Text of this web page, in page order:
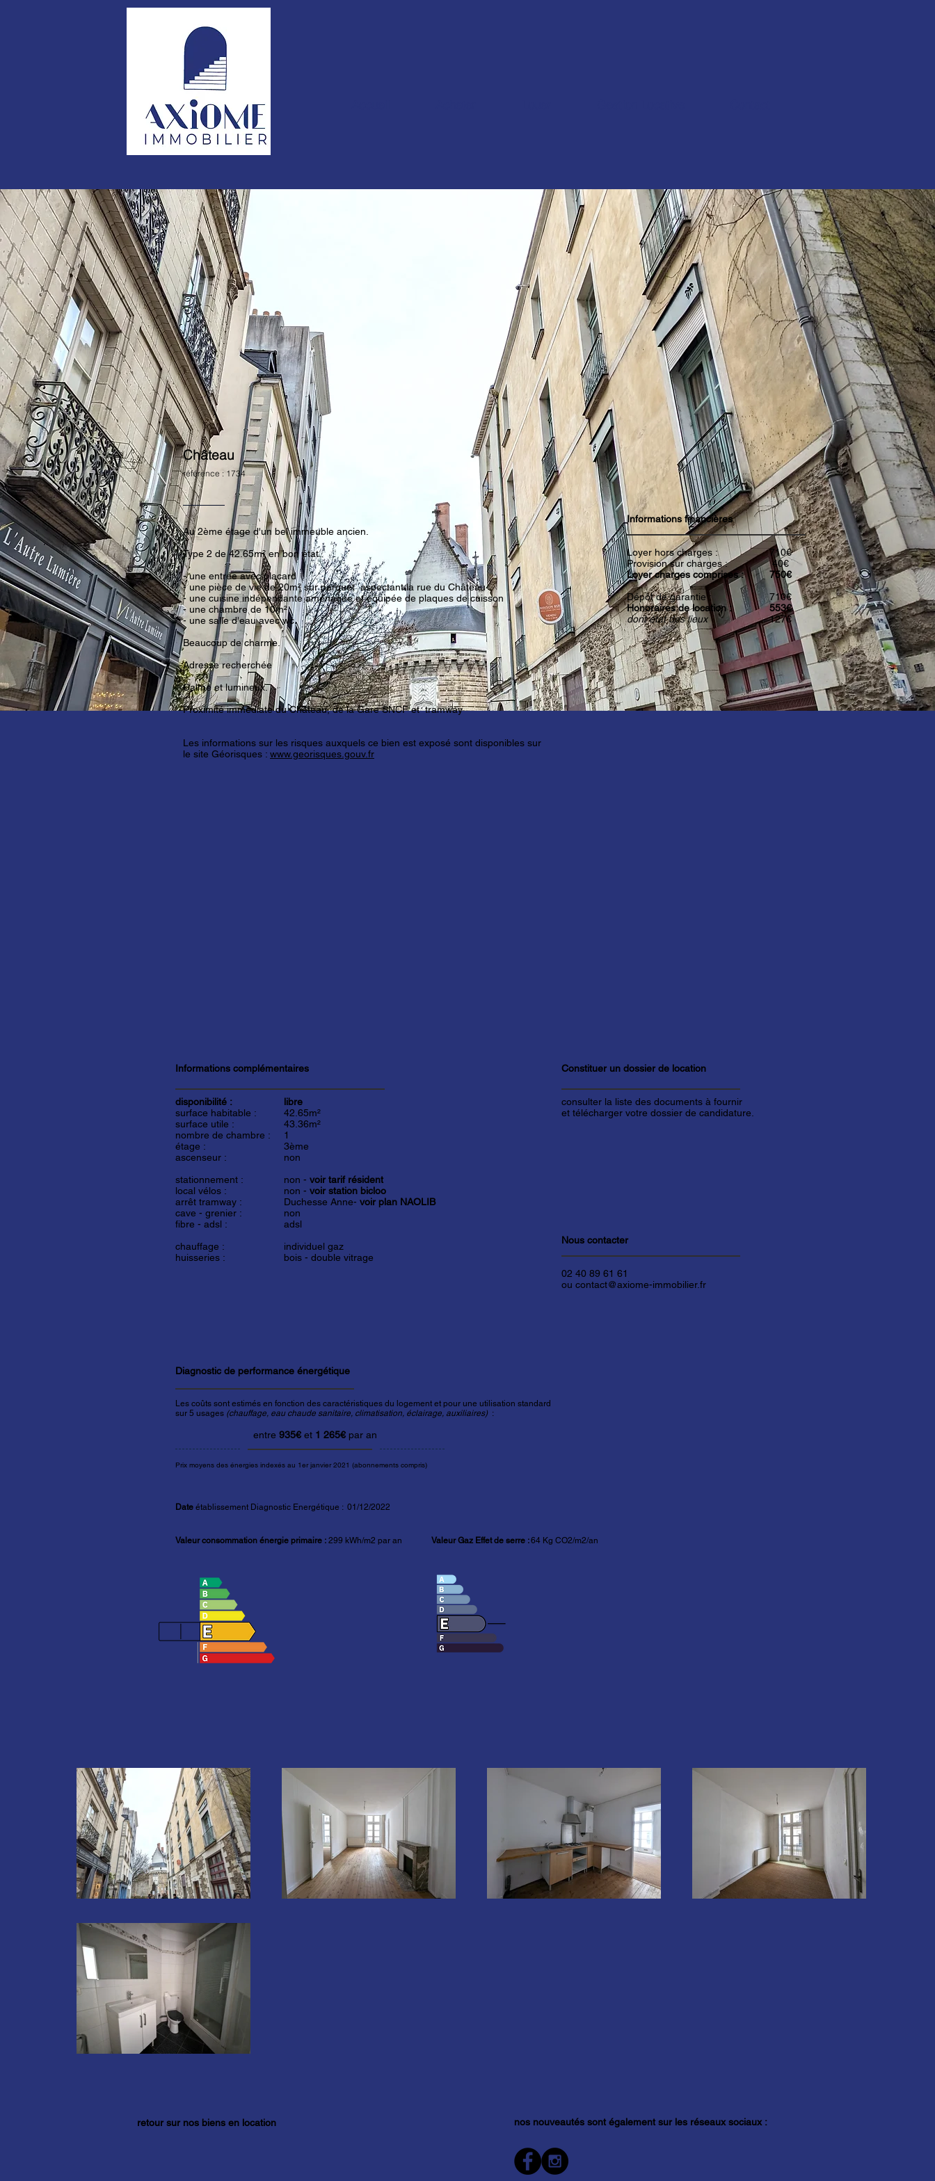
Château
référence : 1734
Au 2ème étage d'un bel immeuble ancien.
Type 2 de 42.65m² en bon état.
- une entrée avec placard
- une pièce de vie de 20m² sur parquet aspectant la rue du Château
- une cuisine indépendante aménagée et équipée de plaques de cuisson
- une chambre de 10m²
- une salle d'eau avec wc.
Beaucoup de charme.
Adresse recherchée
Calme et lumineux.
Proximité immédiate du Château, de la Gare SNCF et tramway
Les informations sur les risques auxquels ce bien est exposé sont disponibles sur
le site Géorisques : www.georisques.gouv.fr
Informations financières
Loyer hors charges :
Provision sur charges :
Loyer charges comprises :
Dépôt de garantie :
Honoraires de location :
dont état des lieux
710€
40€
750€
710€
553€
127€
Informations complémentaires
disponibilité :
surface habitable :
surface utile :
nombre de chambre :
étage :
ascenseur :
stationnement :
local vélos :
arrêt tramway :
cave - grenier :
fibre - adsl :
chauffage :
huisseries :
libre
42.65m²
43.36m²
1
3ème
non
non - voir tarif résident
non - voir station bicloo
Duchesse Anne- voir plan NAOLIB
non
adsl
individuel gaz
bois - double vitrage
Constituer un dossier de location
consulter la liste des documents à fournir
et télécharger votre dossier de candidature.
Nous contacter
02 40 89 61 61
ou contact@axiome-immobilier.fr
Diagnostic de performance énergétique
Les coûts sont estimés en fonction des caractéristiques du logement et pour une utilisation standard
sur 5 usages (chauffage, eau chaude sanitaire, climatisation, éclairage, auxiliaires) :
entre 935€ et 1 265€ par an
Prix moyens des énergies indexés au 1er janvier 2021 (abonnements compris)
Date établissement Diagnostic Energétique : 01/12/2022
Valeur consommation énergie primaire : 299 kWh/m2 par an Valeur Gaz Effet de serre :64 Kg CO2/m2/an
retour sur nos biens en location nos nouveautés sont également sur les réseaux sociaux :